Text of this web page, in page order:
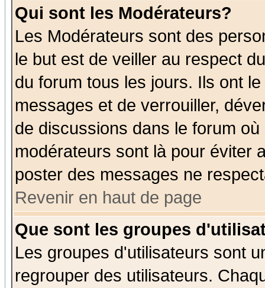
Qui sont les Modérateurs?
Les Modérateurs sont des
le but est de veiller au respect
du forum tous les jours. Ils ont
messages et de verrouiller,
de discussions dans le forum
modérateurs sont là pour éviter
poster des messages ne
Revenir en haut de page
Que sont les groupes
Les groupes d'utilisateurs sont
regrouper des utilisateurs.